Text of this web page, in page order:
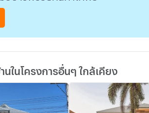
นในโครงการอื่นๆ ใกล้เคียง